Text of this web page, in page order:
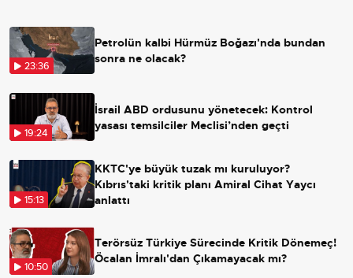
23:36
Petrolün kalbi Hürmüz Boğazı'nda bundan
sonra ne olacak?
19:24
İsrail ABD ordusunu yönetecek: Kontrol
yasası temsilciler Meclisi’nden geçti
15:13
KKTC'ye büyük tuzak mı kuruluyor?
Kıbrıs'taki kritik planı Amiral Cihat Yaycı
anlattı
10:50
Terörsüz Türkiye Sürecinde Kritik Dönemeç!
Öcalan İmralı'dan Çıkamayacak mı?